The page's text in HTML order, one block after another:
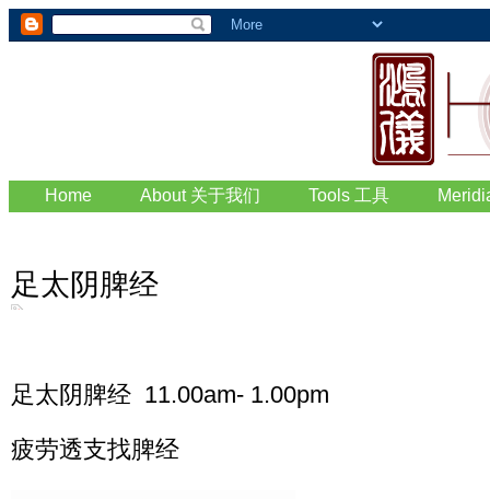
Home About 关于我们 Tools 工具
足太阴脾经
足太阴脾经 11.00am- 1.00pm
疲劳透支找脾经